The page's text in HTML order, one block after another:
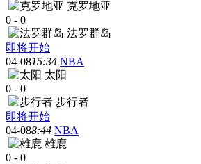
克罗地亚
0 - 0
法罗群岛
即将开始
04-0815:34 NBA
太阳
0 - 0
步行者
即将开始
04-088:44 NBA
雄鹿
0 - 0